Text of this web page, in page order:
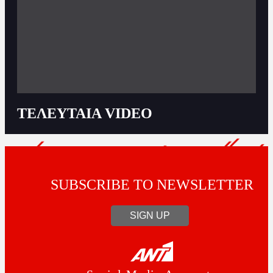
ΤΕΛΕΥΤΑΙΑ VIDEO
SUBSCRIBE TO NEWSLETTER
SIGN UP